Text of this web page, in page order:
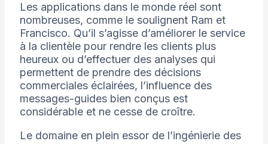
Les applications dans le monde réel sont
nombreuses, comme le soulignent Ram et
Francisco. Qu’il s’agisse d’améliorer le service
à la clientèle pour rendre les clients plus
heureux ou d’effectuer des analyses qui
permettent de prendre des décisions
commerciales éclairées, l’influence des
messages-guides bien conçus est
considérable et ne cesse de croître.
Le domaine en plein essor de l’ingénierie des